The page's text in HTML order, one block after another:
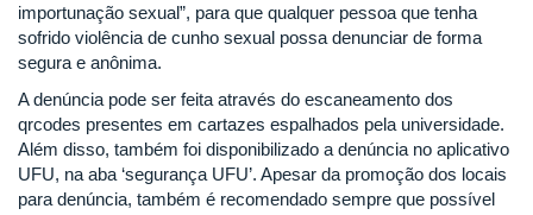
importunação sexual”, para que qualquer pessoa que tenha
sofrido violência de cunho sexual possa denunciar de forma
segura e anônima.
A denúncia pode ser feita através do escaneamento dos
qrcodes presentes em cartazes espalhados pela universidade.
Além disso, também foi disponibilizado a denúncia no aplicativo
UFU, na aba ‘segurança UFU’. Apesar da promoção dos locais
para denúncia, também é recomendado sempre que possível